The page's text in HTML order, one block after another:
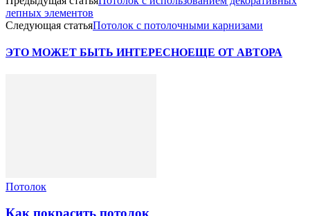
лепных элементов
Следующая статьяПотолок с потолочными карнизами
ЭТО МОЖЕТ БЫТЬ ИНТЕРЕСНОЕЩЕ ОТ АВТОРА
Потолок